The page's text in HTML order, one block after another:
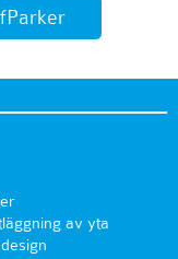
av yta